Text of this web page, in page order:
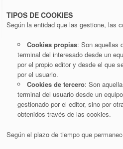
TIPOS DE COOKIES
Según la entidad que las gestione, las
Cookies propias: Son aquellas
terminal del interesado desde un
por el propio editor y desde el que
por el usuario.
Cookies de tercero: Son
terminal del usuario desde un
gestionado por el editor, sino por
obtenidos través de las cookies.
Según el plazo de tiempo que